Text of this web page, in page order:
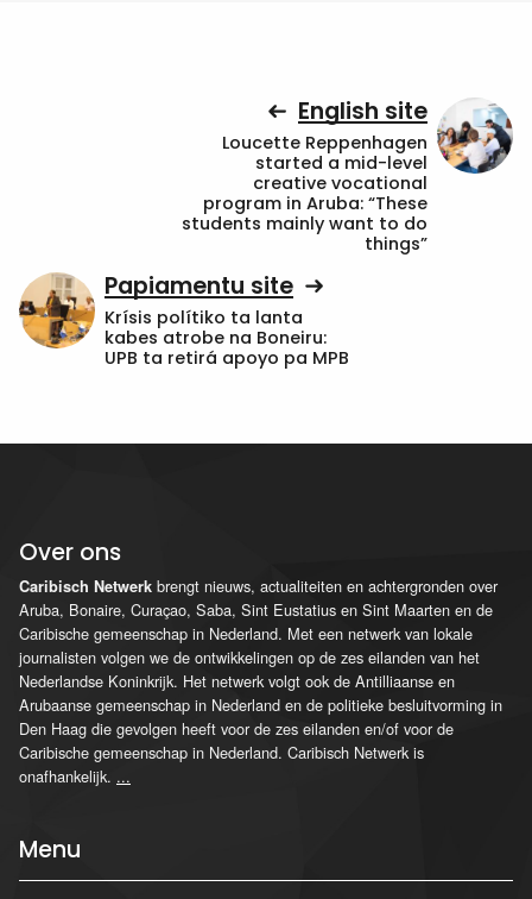
English site
Loucette Reppenhagen
started a mid-level
creative vocational
program in Aruba: “These
students mainly want to do
things”
Papiamentu site
Krísis polítiko ta lanta
kabes atrobe na Boneiru:
UPB ta retirá apoyo pa MPB
Over ons
Caribisch Netwerk brengt nieuws, actualiteiten en achtergronden over
Aruba, Bonaire, Curaçao, Saba, Sint Eustatius en Sint Maarten en de
Caribische gemeenschap in Nederland. Met een netwerk van lokale
journalisten volgen we de ontwikkelingen op de zes eilanden van het
Nederlandse Koninkrijk. Het netwerk volgt ook de Antilliaanse en
Arubaanse gemeenschap in Nederland en de politieke besluitvorming in
Den Haag die gevolgen heeft voor de zes eilanden en/of voor de
Caribische gemeenschap in Nederland. Caribisch Netwerk is
onafhankelijk. ...
Menu